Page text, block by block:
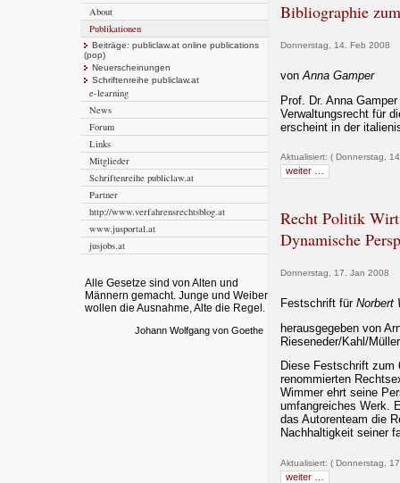
About
Publikationen
Beiträge: publiclaw.at online publications
(pop)
Neuerscheinungen
Schriftenreihe publiclaw.at
e-learning
News
Forum
Links
Mitglieder
Schriftenreihe publiclaw.at
Partner
http://www.verfahrensrechtsblog.at
www.jusportal.at
jusjobs.at
Alle Gesetze sind von Alten und
Männern gemacht. Junge und Weiber
wollen die Ausnahme, Alte die Regel.
Johann Wolfgang von Goethe
Bibliographie
Donnerstag, 14. Feb 2008
von Anna Gamper
Prof. Dr. Anna
Verwaltungsrecht für
erscheint in der
Aktualisiert: ( Donnerstag,
weiter …
Recht Politik
Dynamische
Donnerstag, 17. Jan 2008
Festschrift für Norbert
herausgegeben von
Rieseneder/Kahl/
Diese Festschrift zum
renommierten
Wimmer ehrt seine
umfangreiches Werk.
das Autorenteam die
Nachhaltigkeit seiner
Aktualisiert: ( Donnerstag,
weiter …